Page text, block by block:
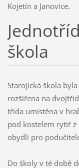
Kojetín a Janovice.
škola
Starojická škola
rozšířena na
třída umístěna v
pod kostelem rytíř z
obydlí pro
Do školy v té době